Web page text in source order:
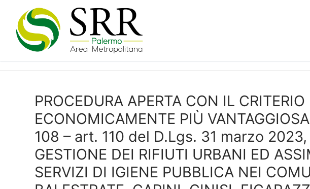
contenuto
PROCEDURA APERTA CON IL CRITERIO
ECONOMICAMENTE PIÙ
108 – art. 110 del D.Lgs. 31 marzo 2023,
GESTIONE DEI RIFIUTI URBANI ED
SERVIZI DI IGIENE PUBBLICA NEI